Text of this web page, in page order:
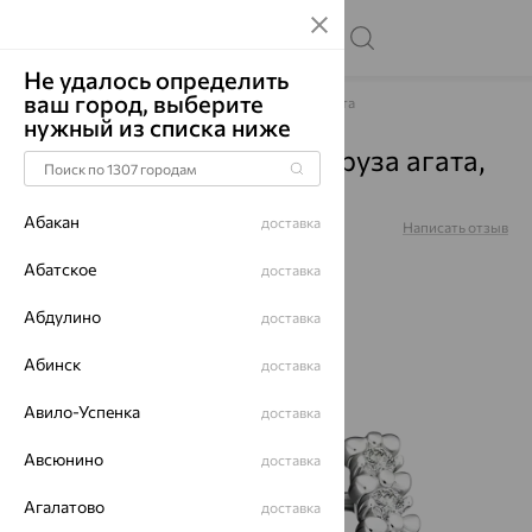
Главная Каталог Серьги Агат/друза агата
Серьги, серебро, агат/друза агата,
02-5718/00АГ-00
Артикул: Написать отзыв
Не удалось определить
ваш город, выберите
нужный из списка ниже
Абакан доставка
Абатское доставка
Абдулино доставка
Абинск доставка
Авило-Успенка доставка
Авсюнино доставка
Агалатово доставка